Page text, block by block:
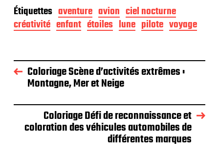
Étiquettes aventure avion ciel nocturne
créativité enfant étoiles lune pilote voyage
Coloriage Scène d’activités extrêmes :
Montagne, Mer et Neige
Coloriage Défi de reconnaissance et
coloration des véhicules automobiles de
différentes marques